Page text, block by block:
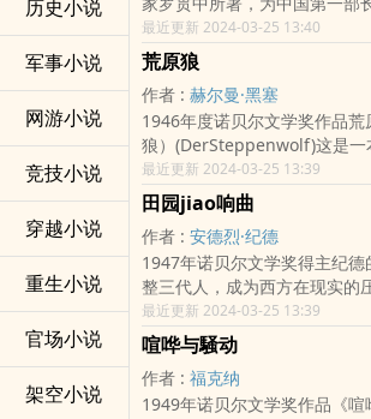
历史小说
军事小说
网游小说
竞技小说
穿越小说
重生小说
官场小说
架空小说
小说，中国古典四大名著之一
典之作。《三国演义》是中国
演义的小说，以描写战争为主
三个政治集团之间的政治和军
巾之luan、董卓之luan、群雄
国归晋五大部分。在广阔的背
波澜起伏、气势磅礴的战争场
百个人物形象，其中曹cao、
周瑜、关羽、张飞等人…
最近更新 2024-03-25 13:40
荒原狼
作者 : 赫尔曼·黑塞
1946年度诺贝尔文学奖作品荒
狼）(DerSteppenwolf)这是一
奖小说家赫尔曼·黑
传ti小说。荒原狼是个年近50
勒。几年前，他租下了我姑妈
了不到一年的时间。他沉默寡
像他自称的那样，是一只狼，
而又胆怯的、来自另一个世界
智慧，表情温柔，但nei心世界
的比别…
最近更新 2024-03-25 13:39
田园jiao响曲
作者 : 安德烈·纪德
1947年诺贝尔文学奖得主纪
整三代人，成为西方在现实的
诚和自由的心灵后必不可少的
说三部曲《背德者》、《窄门
曲》，这可以说是他追求生活
纪德喜ai快乐，但更喜欢变化
放纵的角se，《窄门》和《田
最近更新 2024-03-25 13:39
喧哗与騒动
作者 : 福克纳
1949年诺贝尔文学奖作品《